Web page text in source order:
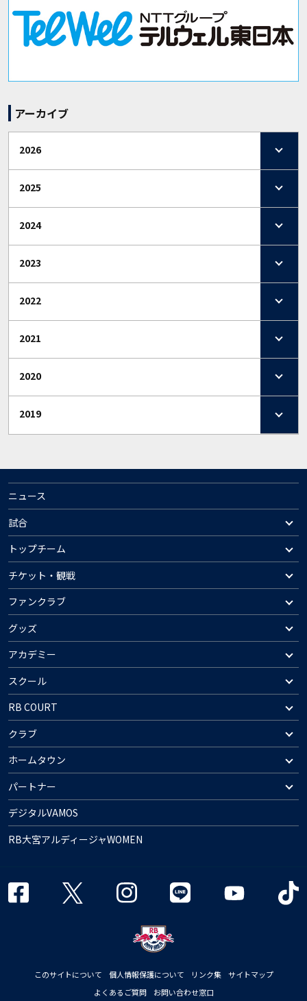
アーカイブ
2026
2025
2024
2023
2022
2021
2020
2019
ニュース
試合
トップチーム
チケット・観戦
ファンクラブ
グッズ
アカデミー
スクール
RB COURT
クラブ
ホームタウン
パートナー
デジタルVAMOS
RB大宮アルディージャWOMEN
このサイトについて 個人情報保護について リンク集
サイトマップ
よくあるご質問
お問い合わせ窓口